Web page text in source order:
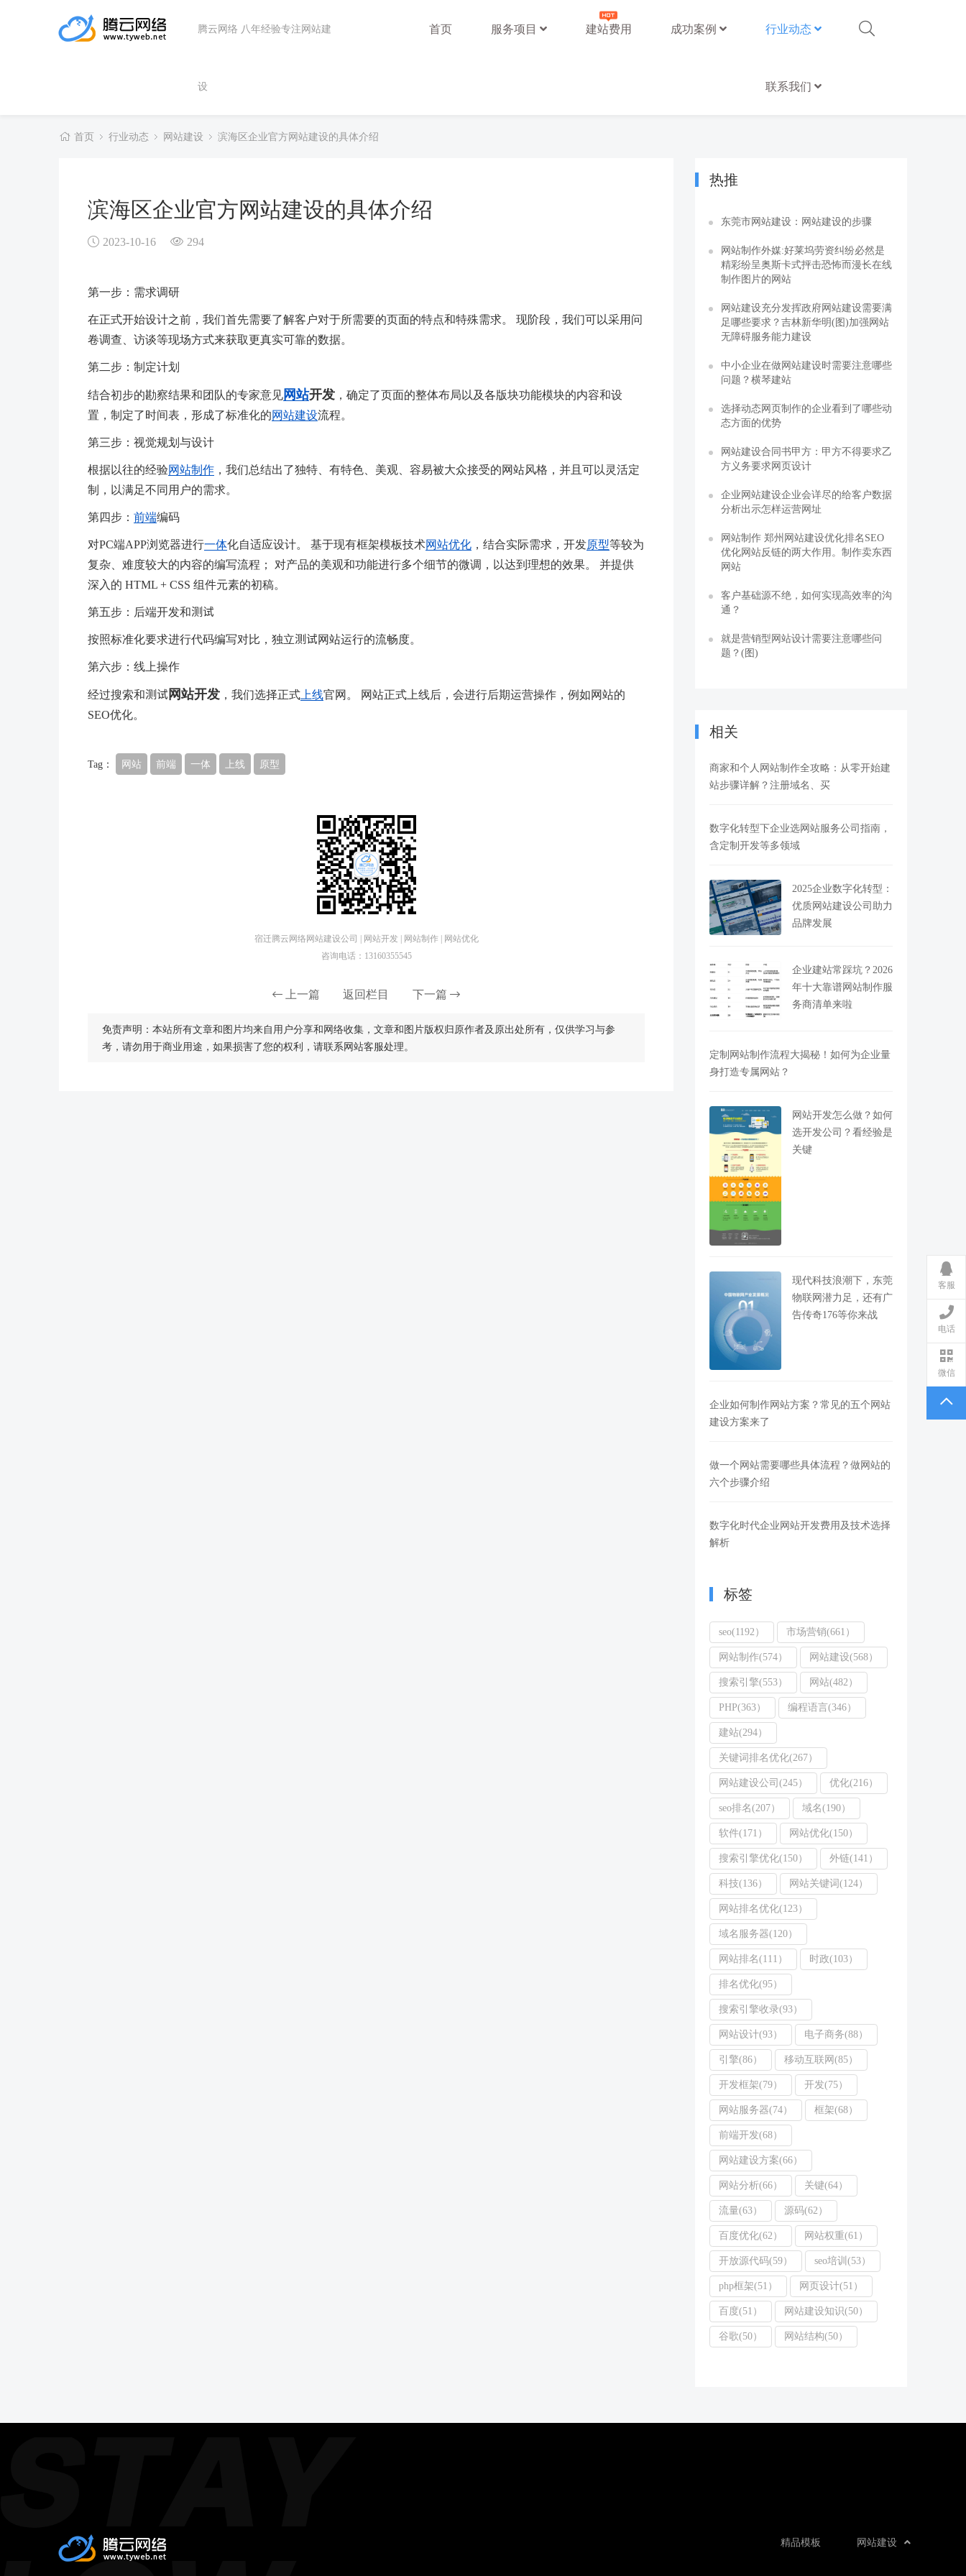
腾云网络 八年经验专注网站建
设
首页 服务项目 建站费用 成功案例 行业动态
联系我们
首页 行业动态 网站建设 滨海区企业官方网站建设的具体介绍
滨海区企业官方网站建设的具体介绍
2023-10-16 294
第一步：需求调研
在正式开始设计之前，我们首先需要了解客户对于所需要的页面的特点和特殊需求。 现阶段，我们可以采用问
卷调查、访谈等现场方式来获取更真实可靠的数据。
第二步：制定计划
结合初步的勘察结果和团队的专家意见网站开发 ，确定了页面的整体布局以及各版块功能模块的内容和设
置，制定了时间表，形成了标准化的网站建设流程。
第三步：视觉规划与设计
根据以往的经验网站制作 ，我们总结出了独特、有特色、美观、容易被大众接受的网站风格，并且可以灵活定
制，以满足不同用户的需求。
第四步： 前端编码
对PC端APP浏览器进行一体化自适应设计。 基于现有框架模板技术网站优化 ，结合实际需求，开发原型等较为
复杂、难度较大的内容的编写流程； 对产品的美观和功能进行多个细节的微调，以达到理想的效果。 并提供
深入的 HTML + CSS 组件元素的初稿。
第五步：后端开发和测试
按照标准化要求进行代码编写对比，独立测试网站运行的流畅度。
第六步：线上操作
经过搜索和测试 网站开发 ，我们选择正式 上线官网。 网站正式上线后，会进行后期运营操作，例如网站的
SEO优化。
Tag： 网站 前端 一体 上线 原型
宿迁腾云网络网站建设公司 | 网站开发 | 网站制作 | 网站优化
咨询电话：13160355545
上一篇 返回栏目 下一篇
免责声明：本站所有文章和图片均来自用户分享和网络收集，文章和图片版权归原作者及原出处所有，仅供学习与参
考，请勿用于商业用途，如果损害了您的权利，请联系网站客服处理。
热推
东莞市网站建设：网站建设的步骤
网站制作外媒:好莱坞劳资纠纷必然是
精彩纷呈奥斯卡式抨击恐怖而漫长在线
制作图片的网站
网站建设充分发挥政府网站建设需要满
足哪些要求？吉林新华明(图)加强网站
无障碍服务能力建设
中小企业在做网站建设时需要注意哪些
问题？横琴建站
选择动态网页制作的企业看到了哪些动
态方面的优势
网站建设合同书甲方：甲方不得要求乙
方义务要求网页设计
企业网站建设企业会详尽的给客户数据
分析出示怎样运营网址
网站制作 郑州网站建设优化排名SEO
优化网站反链的两大作用。制作卖东西
网站
客户基础源不绝，如何实现高效率的沟
通？
就是营销型网站设计需要注意哪些问
题？(图)
相关
商家和个人网站制作全攻略：从零开始建
站步骤详解？注册域名、买
数字化转型下企业选网站服务公司指南，
含定制开发等多领域
2025企业数字化转型：
优质网站建设公司助力
品牌发展
企业建站常踩坑？2026
年十大靠谱网站制作服
务商清单来啦
定制网站制作流程大揭秘！如何为企业量
身打造专属网站？
网站开发怎么做？如何
选开发公司？看经验是
关键
现代科技浪潮下，东莞
物联网潜力足，还有广
告传奇176等你来战
企业如何制作网站方案？常见的五个网站
建设方案来了
做一个网站需要哪些具体流程？做网站的
六个步骤介绍
数字化时代企业网站开发费用及技术选择
解析
标签
seo(1192） 市场营销(661）
网站制作(574） 网站建设(568）
搜索引擎(553） 网站(482）
PHP(363） 编程语言(346）
建站(294）
关键词排名优化(267）
网站建设公司(245） 优化(216）
seo排名(207） 域名(190）
软件(171） 网站优化(150）
搜索引擎优化(150） 外链(141）
科技(136） 网站关键词(124）
网站排名优化(123）
域名服务器(120）
网站排名(111） 时政(103）
排名优化(95）
搜索引擎收录(93）
网站设计(93） 电子商务(88）
引擎(86） 移动互联网(85）
开发框架(79） 开发(75）
网站服务器(74） 框架(68）
前端开发(68）
网站建设方案(66）
网站分析(66） 关键(64）
流量(63） 源码(62）
百度优化(62） 网站权重(61）
开放源代码(59） seo培训(53）
php框架(51） 网页设计(51）
百度(51） 网站建设知识(50）
谷歌(50） 网站结构(50）
网站建设
精品模板
客服
电话
微信